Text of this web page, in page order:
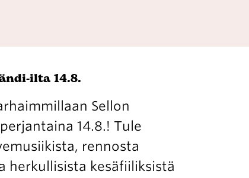
ilta 14.8.
Sellon
14.8.! Tule
rennosta
herkullisista kesäfiiliksistä